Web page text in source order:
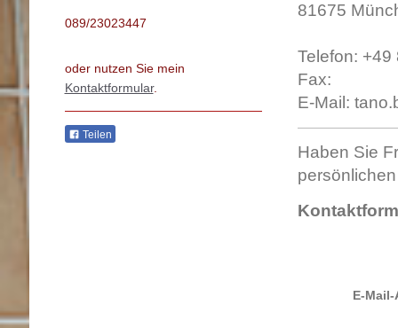
81675
Telefon:
Fax:
E-Mail:
Haben Sie
E-
089/23023447
oder nutzen Sie mein
Kontaktformular.
Teilen